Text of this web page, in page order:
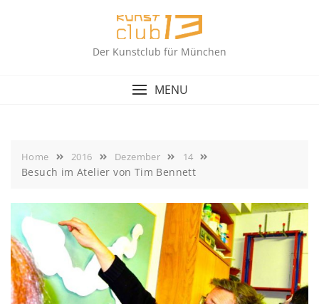
Der Kunstclub für München
MENU
Home 2016 Dezember 14
Besuch im Atelier von Tim Bennett